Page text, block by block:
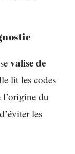
valise de
lit les codes
l’origine du
les